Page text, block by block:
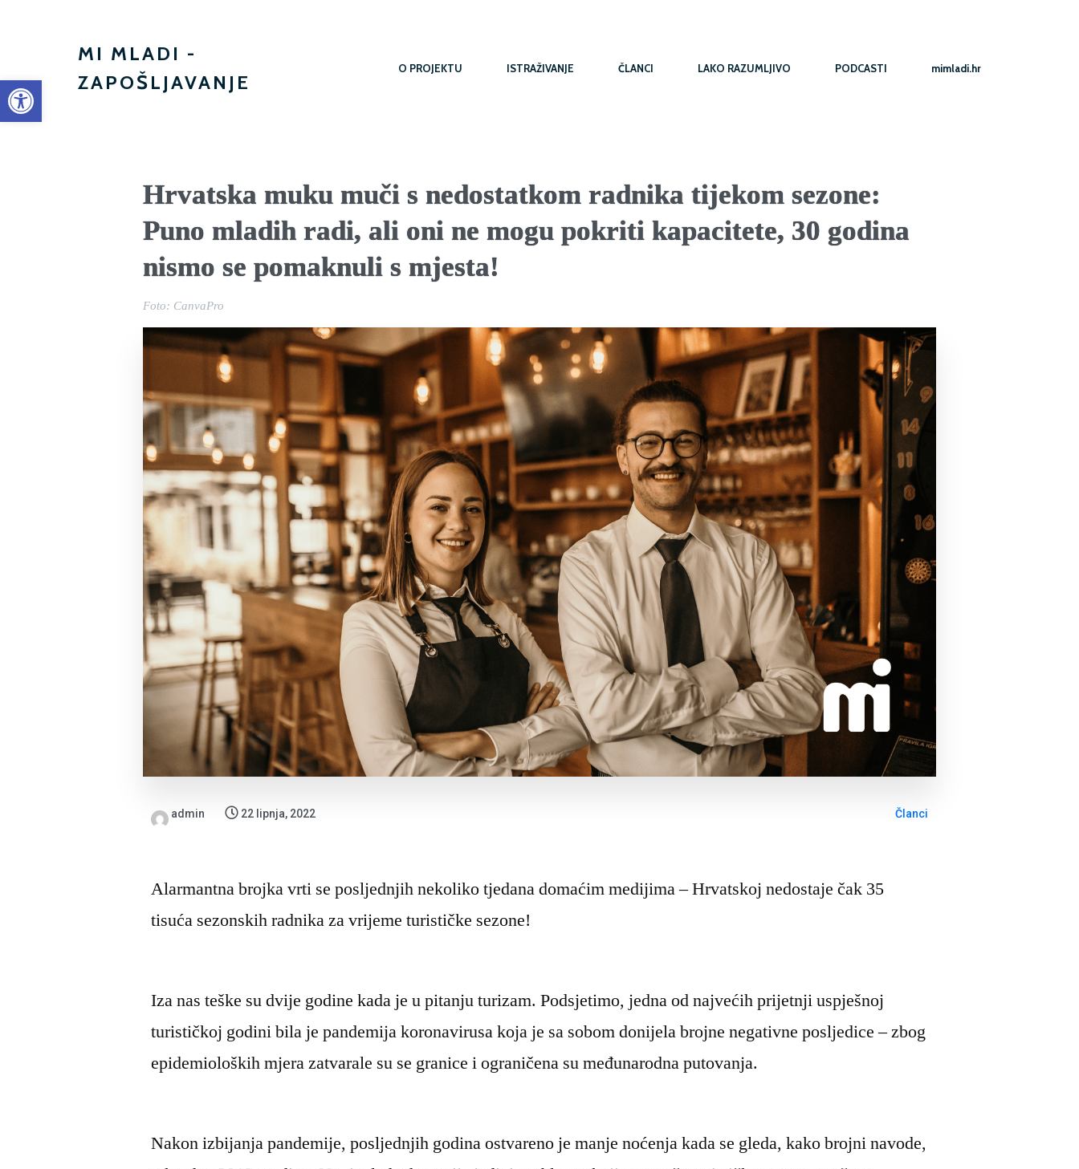
Open toolbar
MI MLADI -
ZAPOŠLJAVANJE
O PROJEKTU ISTRAŽIVANJE ČLANCI LAKO RAZUMLJIVO PODCASTI mimladi.hr
Hrvatska muku muči s nedostatkom radnika tijekom sezone:
Puno mladih radi, ali oni ne mogu pokriti kapacitete, 30 godina
nismo se pomaknuli s mjesta!
Foto: CanvaPro
admin 22 lipnja, 2022 Članci
Alarmantna brojka vrti se posljednjih nekoliko tjedana domaćim medijima – Hrvatskoj nedostaje čak 35
tisuća sezonskih radnika za vrijeme turističke sezone!
Iza nas teške su dvije godine kada je u pitanju turizam. Podsjetimo, jedna od najvećih prijetnji uspješnoj
turističkoj godini bila je pandemija koronavirusa koja je sa sobom donijela brojne negativne posljedice – zbog
epidemioloških mjera zatvarale su se granice i ograničena su međunarodna putovanja.
Nakon izbijanja pandemije, posljednjih godina ostvareno je manje noćenja kada se gleda, kako brojni navode,